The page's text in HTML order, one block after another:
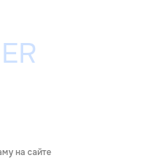
на сайте